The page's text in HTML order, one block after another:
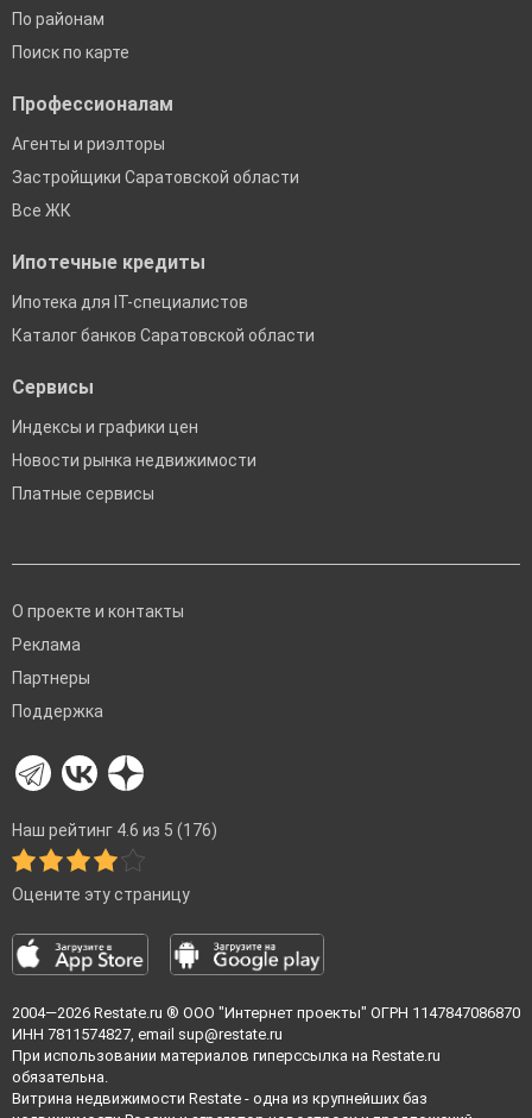
По районам
Поиск по карте
Профессионалам
Агенты и риэлторы
Застройщики Саратовской области
Все ЖК
Ипотечные кредиты
Ипотека для IT-специалистов
Каталог банков Саратовской области
Сервисы
Индексы и графики цен
Новости рынка недвижимости
Платные сервисы
О проекте и контакты
Реклама
Партнеры
Поддержка
Наш рейтинг 4.6 из 5 (176)
Оцените эту страницу
2004—2026 Restate.ru ® ООО "Интернет проекты" ОГРН 1147847086870
ИНН 7811574827, email sup@restate.ru
При использовании материалов гиперссылка на Restate.ru
обязательна.
Витрина недвижимости Restate - одна из крупнейших баз